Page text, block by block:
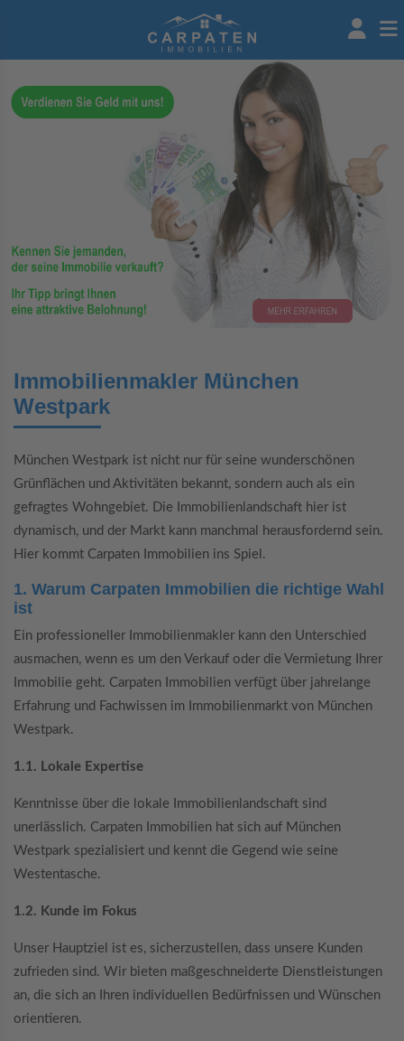
Immobilienmakler München
Westpark
München Westpark ist nicht nur für seine wunderschönen
Grünflächen und Aktivitäten bekannt, sondern auch als ein
gefragtes Wohngebiet. Die Immobilienlandschaft hier ist
dynamisch, und der Markt kann manchmal herausfordernd sein.
Hier kommt Carpaten Immobilien ins Spiel.
1. Warum Carpaten Immobilien die richtige Wahl
ist
Ein professioneller Immobilienmakler kann den Unterschied
ausmachen, wenn es um den Verkauf oder die Vermietung Ihrer
Immobilie geht. Carpaten Immobilien verfügt über jahrelange
Erfahrung und Fachwissen im Immobilienmarkt von München
Westpark.
1.1. Lokale Expertise
Kenntnisse über die lokale Immobilienlandschaft sind
unerlässlich. Carpaten Immobilien hat sich auf München
Westpark spezialisiert und kennt die Gegend wie seine
Westentasche.
1.2. Kunde im Fokus
Unser Hauptziel ist es, sicherzustellen, dass unsere Kunden
zufrieden sind. Wir bieten maßgeschneiderte Dienstleistungen
an, die sich an Ihren individuellen Bedürfnissen und Wünschen
orientieren.